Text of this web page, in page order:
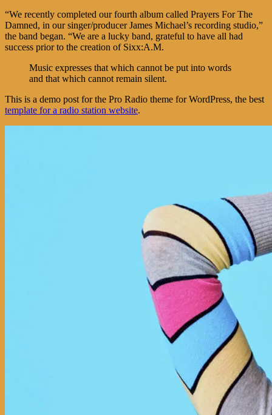
“We recently completed our fourth album called Prayers For The
Damned, in our singer/producer James Michael’s recording studio,”
the band began. “We are a lucky band, grateful to have all had
success prior to the creation of Sixx:A.M.
Music expresses that which cannot be put into words
and that which cannot remain silent.
This is a demo post for the Pro Radio theme for WordPress, the best
template for a radio station website.